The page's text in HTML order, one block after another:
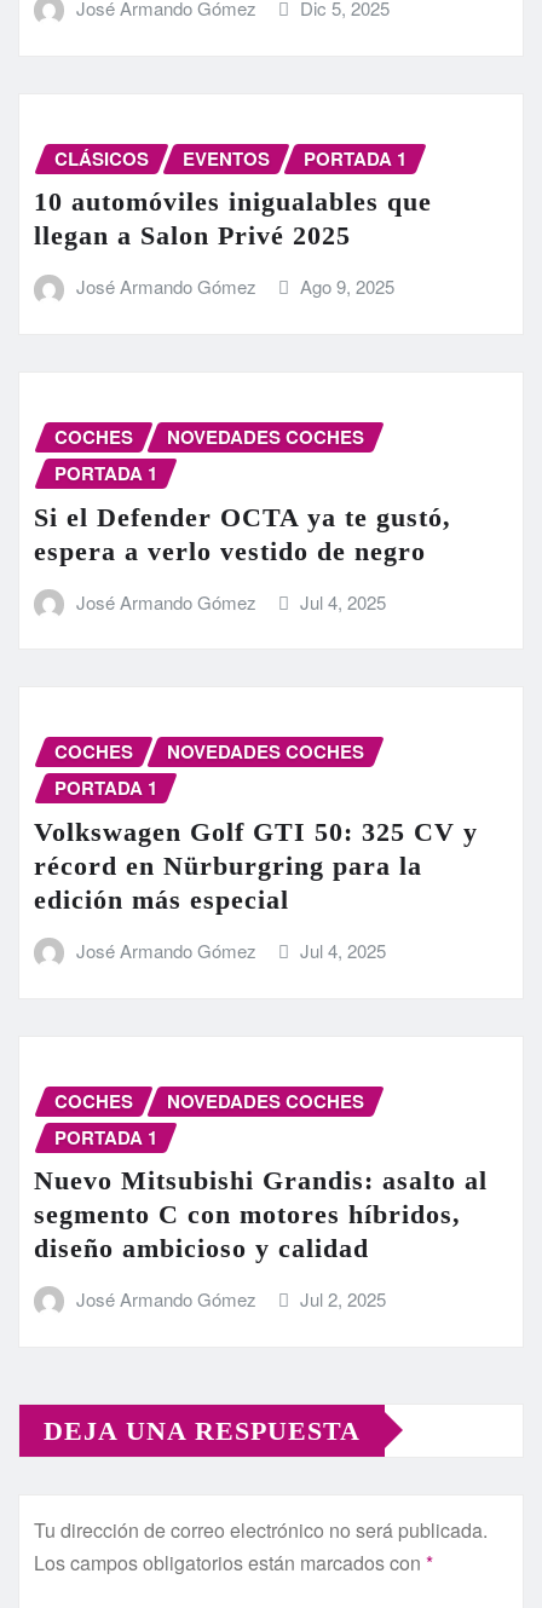
José Armando Gómez Dic 5, 2025
CLÁSICOS EVENTOS PORTADA 1
10 automóviles inigualables que
llegan a Salon Privé 2025
José Armando Gómez Ago 9, 2025
COCHES
NOVEDADES COCHES
PORTADA 1
Si el Defender OCTA ya te gustó,
espera a verlo vestido de negro
José Armando Gómez Jul 4, 2025
COCHES
NOVEDADES COCHES
PORTADA 1
Volkswagen Golf GTI 50: 325 CV y
récord en Nürburgring para la
edición más especial
José Armando Gómez Jul 4, 2025
COCHES
NOVEDADES COCHES
PORTADA 1
Nuevo Mitsubishi Grandis: asalto al
segmento C con motores híbridos,
diseño ambicioso y calidad
José Armando Gómez Jul 2, 2025
DEJA UNA RESPUESTA
Tu dirección de correo electrónico no será publicada.
Los campos obligatorios están marcados con *